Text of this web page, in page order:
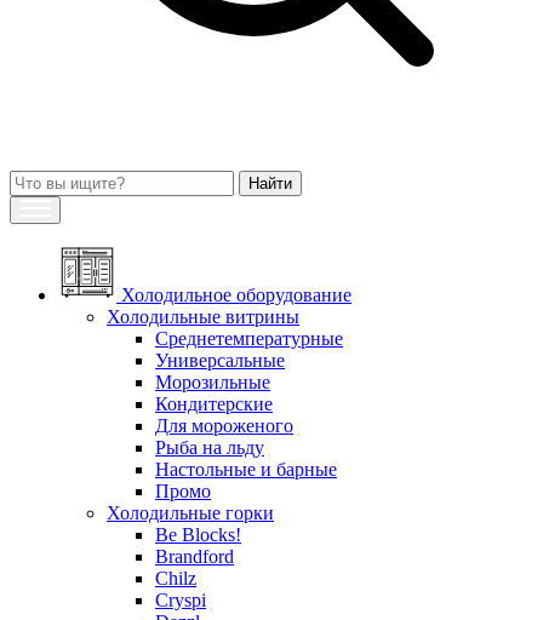
Холодильное оборудование
Холодильные витрины
Среднетемпературные
Универсальные
Морозильные
Кондитерские
Для мороженого
Рыба на льду
Настольные и барные
Промо
Холодильные горки
Be Blocks!
Brandford
Chilz
Cryspi